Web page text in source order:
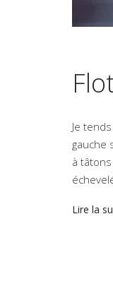
Je
gauche
à
Lire la